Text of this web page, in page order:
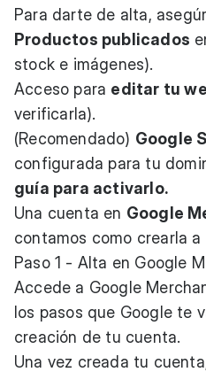
Para darte de alta,
Productos publicados
stock e imágenes).
Acceso para editar tu
verificarla).
(Recomendado) Google
configurada para tu
guía para activarlo.
Una cuenta en Google
contamos como crearla
Paso 1 - Alta en Google
Accede a Google
los pasos que Google te
creación de tu cuenta.
Una vez creada tu